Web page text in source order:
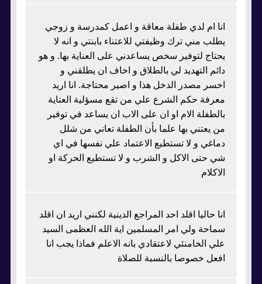
انا ام لدي طفلة معاقة و اعمل كمدرسة و زوجي
يطلب مني ترك وظيفتي للاعتناء بابنتي و انه لا
يحتاج لتوفير سخص يساعدني على العناية بها. و هو
دائم التهديد لي بالطلاق و اخاف ان يطلقني و
اخسر مصدر الدخل هذا و اصير محتاجة. انا اريد
معرفة حكم الشرع علي من تقع مسؤلية العتاية
بالطفلة الام او ان على الاب ان يساعد في توفير
من يعتني بها علما بأن الطفلة تعاني من شلل
دماغي و لا تستطيع الاعتماد علي نفسها في اي
شي حتى الاكل و الشرب و لا تستطيع الحركة او
الاكلام
انا حاليا اقلد احد المراجع الدينية لكنني اريد ان اقلد
سماحة ولي امر المسلمين اية الله العظمى السيد
علي الخامنئي لاعتقادي بانه الاعلم فماذا يجب انا
افعل خصوصا بالنسبة للصلاة